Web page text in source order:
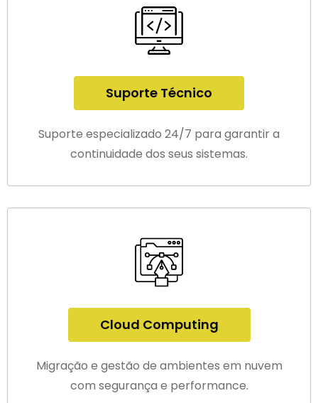
Suporte Técnico
Suporte especializado 24/7 para garantir a
continuidade dos seus sistemas.
Cloud Computing
Migração e gestão de ambientes em nuvem
com segurança e performance.